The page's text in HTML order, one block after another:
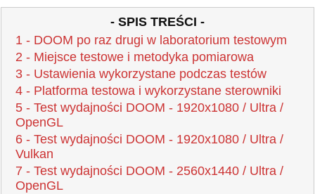
- SPIS TREŚCI -
1 - DOOM po raz drugi w laboratorium testowym
2 - Miejsce testowe i metodyka pomiarowa
3 - Ustawienia wykorzystane podczas testów
4 - Platforma testowa i wykorzystane sterowniki
5 - Test wydajności DOOM - 1920x1080 / Ultra /
OpenGL
6 - Test wydajności DOOM - 1920x1080 / Ultra /
Vulkan
7 - Test wydajności DOOM - 2560x1440 / Ultra /
OpenGL